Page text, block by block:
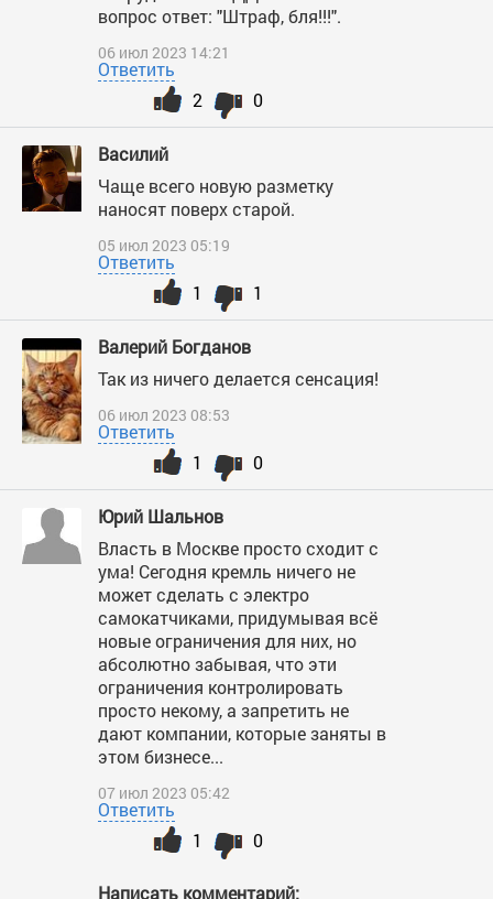
вопрос ответ: "Штраф, бля!!!".
06 июл 2023 14:21
Ответить
0
2
Василий
Чаще всего новую разметку
наносят поверх старой.
05 июл 2023 05:19
Ответить
1
1
Валерий Богданов
Так из ничего делается сенсация!
06 июл 2023 08:53
Ответить
0
1
Юрий Шальнов
Власть в Москве просто сходит с
ума! Сегодня кремль ничего не
может сделать с электро
самокатчиками, придумывая всё
новые ограничения для них, но
абсолютно забывая, что эти
ограничения контролировать
просто некому, а запретить не
дают компании, которые заняты в
этом бизнесе...
07 июл 2023 05:42
Ответить
0
1
Написать комментарий: